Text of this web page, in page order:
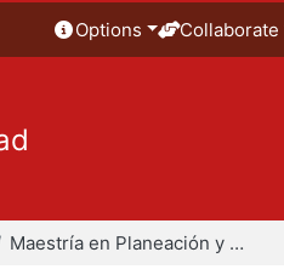
Options Collaborate
Maestría en Planeación y Políticas Metropolitanas